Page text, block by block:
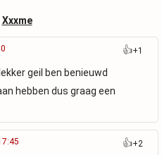
Xxxme
geil ben benieuwd
hebben dus graag een
👍+1
👍+2